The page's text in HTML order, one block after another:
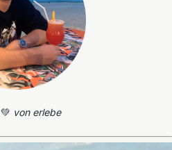
💚 von erlebe